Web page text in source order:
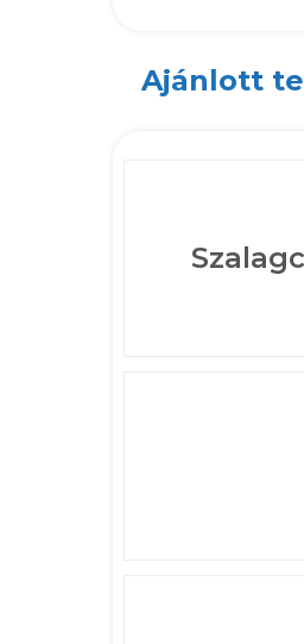
Ajánlott